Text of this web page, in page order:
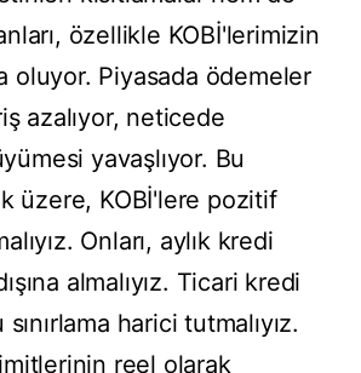
özellikle KOBİ'lerimizin
oluyor. Piyasada ödemeler
azalıyor, neticede
yavaşlıyor. Bu
üzere, KOBİ'lere pozitif
Onları, aylık kredi
almalıyız. Ticari kredi
harici tutmalıyız.
reel olarak